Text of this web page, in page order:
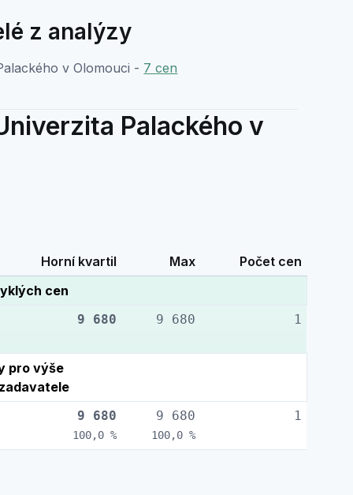
z analýzy
v Olomouci - 7 cen
Palackého v
Horní kvartil Max
Počet cen
cen
9 680 9 680 1
pro výše
9 680
100,0 %
9 680
100,0 %
1